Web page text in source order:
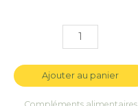
Ajouter au panier